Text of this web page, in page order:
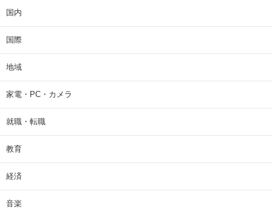
国内
国際
地域
家電・PC・カメラ
就職・転職
教育
経済
音楽